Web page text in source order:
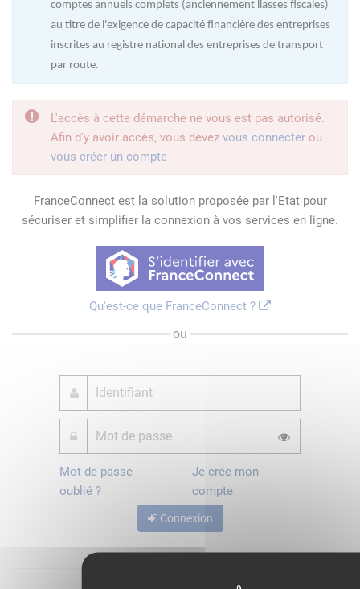
comptes annuels complets (anciennement liasses fiscales)
au titre de l'exigence de capacité financière des entreprises
inscrites au registre national des entreprises de transport
par route.
L'accès à cette démarche ne vous est pas autorisé.
Afin d'y avoir accès, vous devez vous connecter ou
vous créer un compte
FranceConnect est la solution proposée par l'Etat pour
sécuriser et simplifier la connexion à vos services en ligne.
Qu'est-ce que FranceConnect ?
ou
Mot de passe
oublié ?
Je crée mon
compte
Connexion